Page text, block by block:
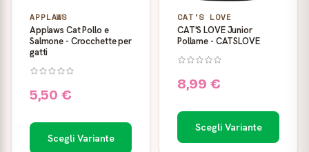
APPLAWS
Applaws Cat Pollo e
Salmone - Crocchette per
gatti
5,50 €
Scegli Variante
CAT'S LOVE
CAT'S LOVE Junior
Pollame - CATSLOVE
8,99 €
Scegli Variante